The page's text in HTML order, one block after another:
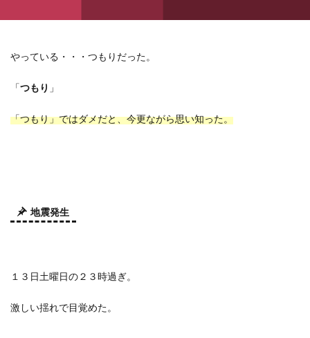
やっている・・・つもりだった。
「つもり 」
「つもり」ではダメだと、今更ながら思い知った。
地震発生
１３日土曜日の２３時過ぎ。
激しい揺れで目覚めた。